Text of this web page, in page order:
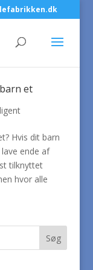
et
Hvis dit barn
ende af
tilknyttet
hvor alle